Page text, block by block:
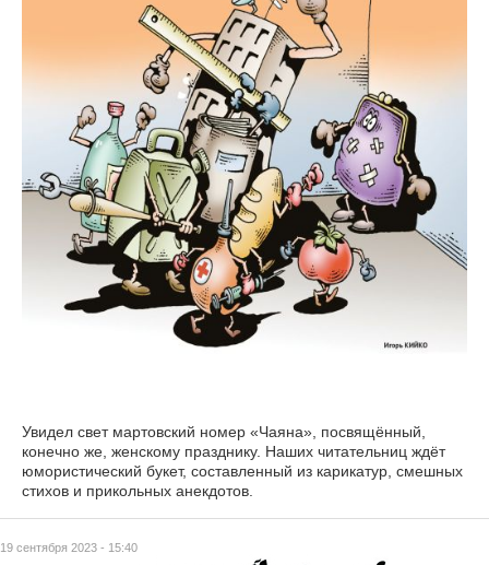
19 сентября 2023 - 15:40
Увидел свет мартовский номер «Чаяна», посвящённый,
конечно же, женскому празднику. Наших читательниц ждёт
юмористический букет, составленный из карикатур, смешных
стихов и прикольных анекдотов.